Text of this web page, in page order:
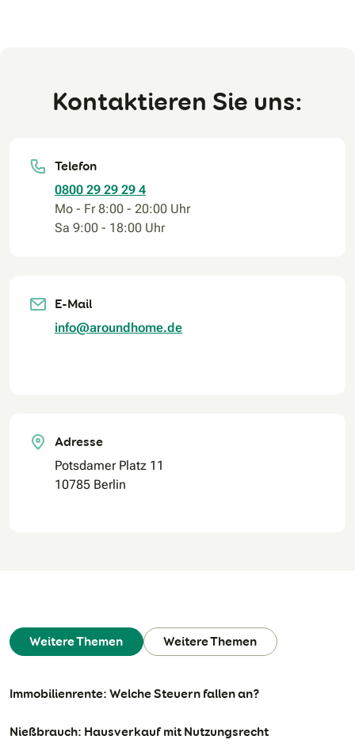
Kontaktieren Sie uns:
Telefon
0800 29 29 29 4
Mo - Fr 8:00 - 20:00 Uhr
Sa 9:00 - 18:00 Uhr
E-Mail
info@aroundhome.de
Adresse
Potsdamer Platz 11
10785 Berlin
Weitere Themen Weitere Themen
Immobilienrente: Welche Steuern fallen an?
Nießbrauch: Hausverkauf mit Nutzungsrecht